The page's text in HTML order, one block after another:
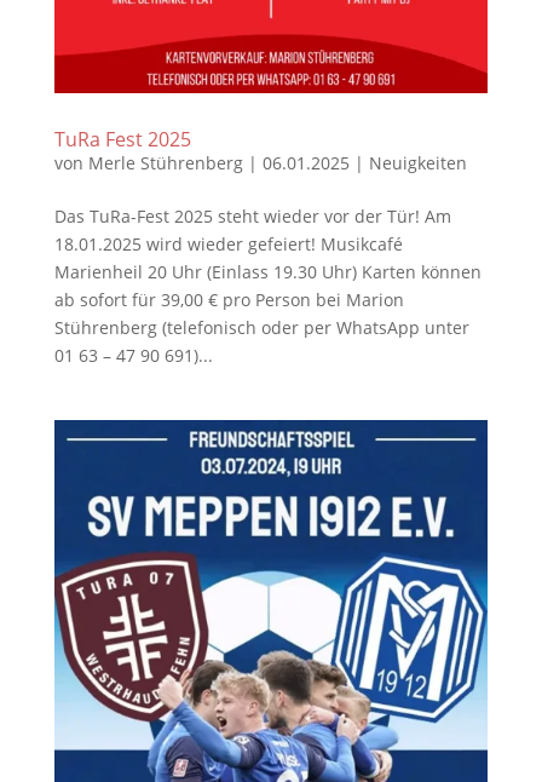
TuRa Fest 2025
von Merle Stührenberg| 06.01.2025 | Neuigkeiten
Das TuRa-Fest 2025 steht wieder vor der Tür! Am
18.01.2025 wird wieder gefeiert! Musikcafé
Marienheil 20 Uhr (Einlass 19.30 Uhr) Karten können
ab sofort für 39,00 € pro Person bei Marion
Stührenberg (telefonisch oder per WhatsApp unter
01 63 – 47 90 691)...